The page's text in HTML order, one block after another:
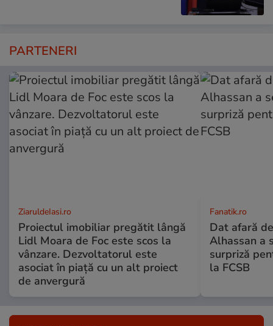
PARTENERI
ZiaruldeIasi.ro
Proiectul imobiliar pregătit lângă
Lidl Moara de Foc este scos la
vânzare. Dezvoltatorul este
asociat în piață cu un alt proiect
de anvergură
Fanatik.ro
Dat afară
Alhassan a
surpriză
la FCSB